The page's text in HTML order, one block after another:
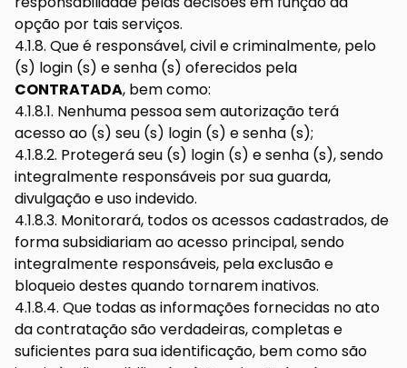
opção por tais serviços.
4.1.8. Que é responsável, civil e criminalmente, pelo
(s) login (s) e senha (s) oferecidos pela
CONTRATADA, bem como:
4.1.8.1. Nenhuma pessoa sem autorização terá
acesso ao (s) seu (s) login (s) e senha (s);
4.1.8.2. Protegerá seu (s) login (s) e senha (s), sendo
integralmente responsáveis por sua guarda,
divulgação e uso indevido.
4.1.8.3. Monitorará, todos os acessos cadastrados, de
forma subsidiariam ao acesso principal, sendo
integralmente responsáveis, pela exclusão e
bloqueio destes quando tornarem inativos.
4.1.8.4. Que todas as informações fornecidas no ato
da contratação são verdadeiras, completas e
suficientes para sua identificação, bem como são